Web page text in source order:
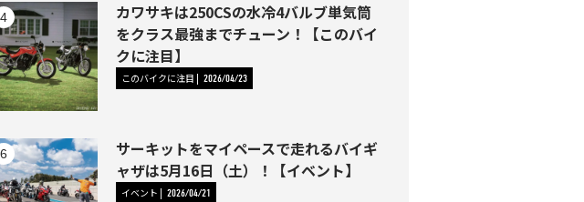
カワサキは250CSの水冷4バルブ単気筒
をクラス最強までチューン！【このバイ
クに注目】
このバイクに注目 2026/04/23
サーキットをマイペースで走れるバイギ
ャザは5月16日（土）！【イベント】
イベント 2026/04/21